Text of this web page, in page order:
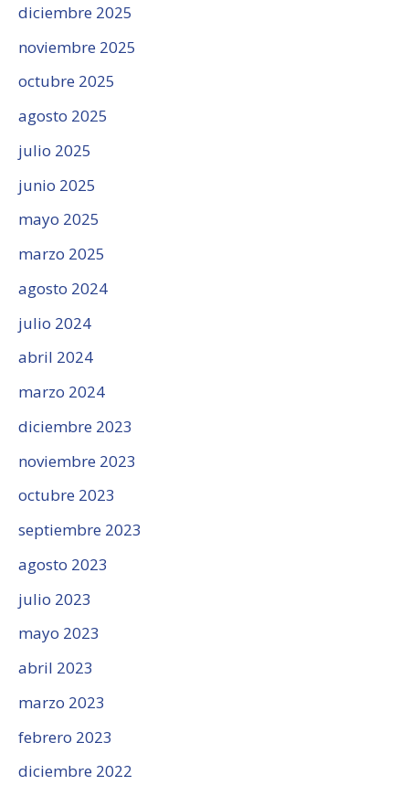
diciembre 2025
noviembre 2025
octubre 2025
agosto 2025
julio 2025
junio 2025
mayo 2025
marzo 2025
agosto 2024
julio 2024
abril 2024
marzo 2024
diciembre 2023
noviembre 2023
octubre 2023
septiembre 2023
agosto 2023
julio 2023
mayo 2023
abril 2023
marzo 2023
febrero 2023
diciembre 2022